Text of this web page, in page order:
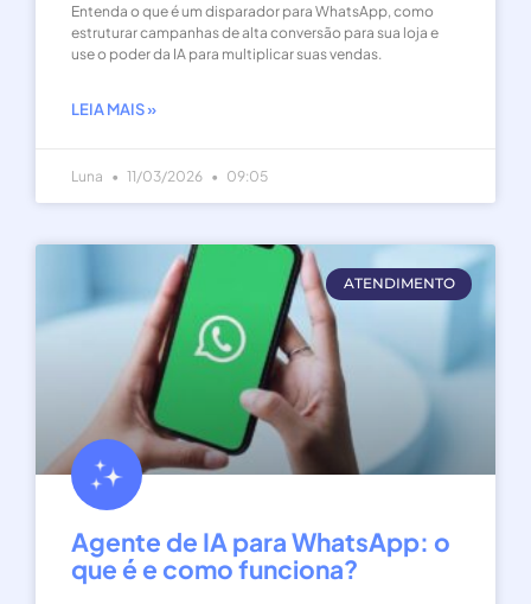
Entenda o que é um disparador para WhatsApp, como
estruturar campanhas de alta conversão para sua loja e
use o poder da IA para multiplicar suas vendas.
LEIA MAIS »
Luna 11/03/2026 09:05
ATENDIMENTO
Agente de IA para WhatsApp: o
que é e como funciona?